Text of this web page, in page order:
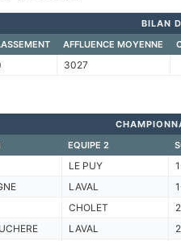
BILAN
AFFLUENCE MOYENNE
3027
EQUIPE 2
LE PUY
LAVAL
CHOLET
LAVAL